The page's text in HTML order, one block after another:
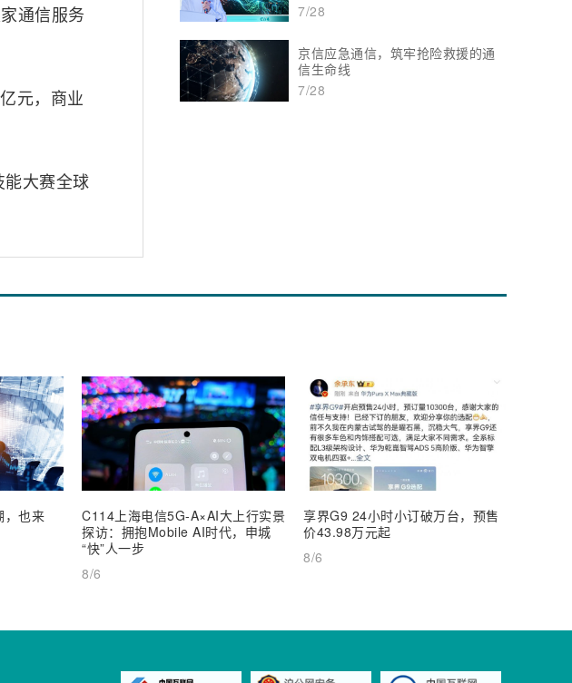
通信服务
元，商业
能大赛全球
7/28
京信应急通信，筑牢抢险救援的通
信生命线
7/28
，也来
C114上海电信5G-A×AI大上行实景
探访：拥抱Mobile AI时代，申城
“快”人一步
8/6
享界G9 24小时小订破万台，预售
价43.98万元起
8/6